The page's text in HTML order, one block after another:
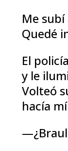
Me
Quedé
El
y le
Volteó
hacía